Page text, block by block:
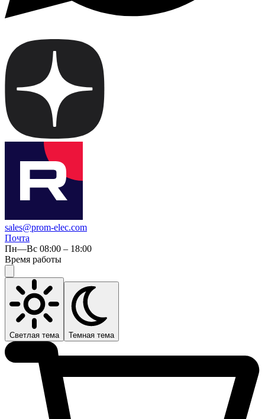
sales@prom-elec.com
Почта
Пн—Вс 08:00 – 18:00
Время работы
Светлая тема Темная тема